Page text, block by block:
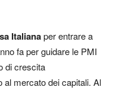
Italianaper entrare a
fa per guidare le PMI
di crescita
al mercato dei capitali. Al